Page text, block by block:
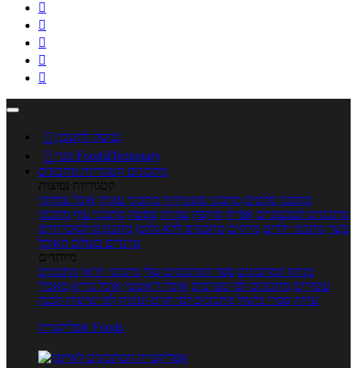





 כניסה לחשבון

מנוי FoodsDictionary
מתכונים קטגוריות מתכונים
קטגוריות נפוצות
מתכוני סלטים מתכוני פשטידות מתכוני עוגות אוכל צמחוני
מתכונים לטבעוניים אפייה מוקפץ עוגיות פסטה מתכוני עוף מתכוני
בשר מתכוני ילדים מרקים מתכונים ללא גלוטן מתכונים לסוכרתיים
טרנדים בעולם האוכל
מיוחדים
מנתח המתכונים ספר המתכונים שלי מתכוני וידאו מתכונים
עשירים מתכונים לפי מצרכים אוכל דיאטטי אוכל בריא מאכלי
עדות ספרי בישול מתכונים לפי חגים ועונות לפי שיטות הכנה
אפליקציית Foods